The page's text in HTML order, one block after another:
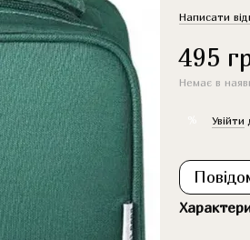
Написати
495
Немає в
Увійти